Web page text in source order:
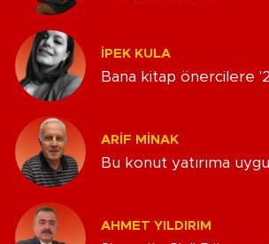
İPEK KULA
Bana kitap önercilere
ARIF MINAK
Bu konut yatırıma
AHMET YILDIRIM